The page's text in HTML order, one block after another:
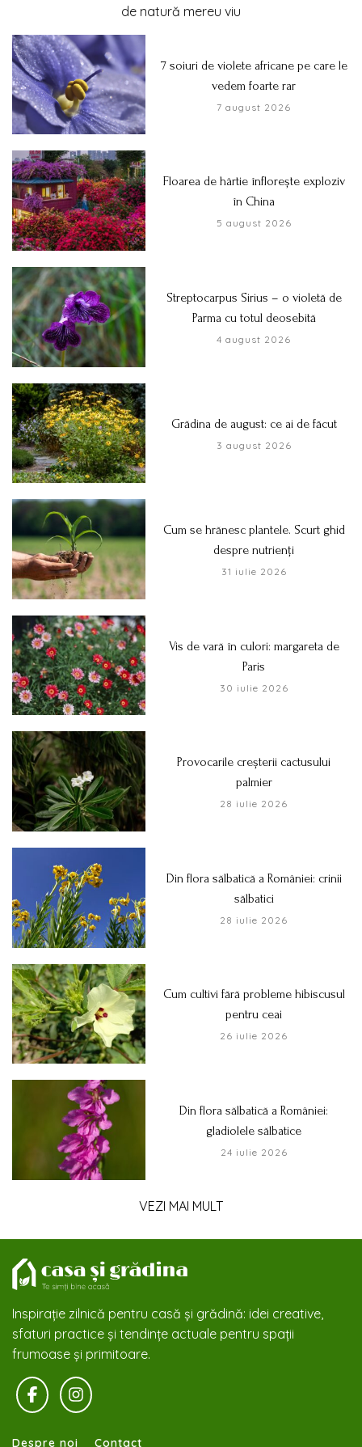
de natură mereu viu
7 soiuri de violete africane pe care le
vedem foarte rar
7 august 2026
Floarea de hârtie înflorește exploziv
în China
5 august 2026
Streptocarpus Sirius – o violetă de
Parma cu totul deosebită
4 august 2026
Grădina de august: ce ai de făcut
3 august 2026
Cum se hrănesc plantele. Scurt ghid
despre nutrienți
31 iulie 2026
Vis de vară în culori: margareta de
Paris
30 iulie 2026
Provocarile creșterii cactusului
palmier
28 iulie 2026
Din flora sălbatică a României: crinii
sălbatici
28 iulie 2026
Cum cultivi fără probleme hibiscusul
pentru ceai
26 iulie 2026
Din flora sălbatică a României:
gladiolele sălbatice
24 iulie 2026
VEZI MAI MULT
Inspirație zilnică pentru casă și grădină: idei creative,
sfaturi practice și tendințe actuale pentru spații
frumoase și primitoare.
Despre noi Contact